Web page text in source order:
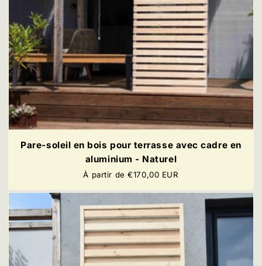
Pare-soleil en bois pour terrasse avec cadre en
aluminium - Naturel
Prix
À partir de €170,00 EUR